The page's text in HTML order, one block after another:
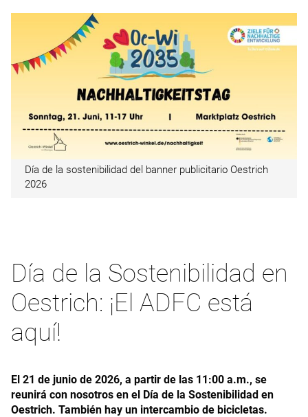
Día de la sostenibilidad del banner publicitario Oestrich
2026
Día de la Sostenibilidad en
Oestrich: ¡El ADFC está
aquí!
El 21 de junio de 2026, a partir de las 11:00 a.m., se
reunirá con nosotros en el Día de la Sostenibilidad en
Oestrich. También hay un intercambio de bicicletas.